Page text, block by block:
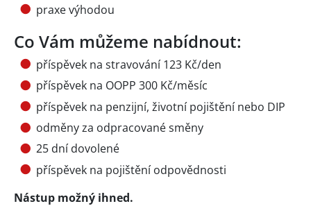
praxe výhodou
Co Vám můžeme nabídnout:
příspěvek na stravování 123 Kč/den
příspěvek na OOPP 300 Kč/měsíc
příspěvek na penzijní, životní pojištění nebo DIP
odměny za odpracované směny
25 dní dovolené
příspěvek na pojištění odpovědnosti
Nástup možný ihned.